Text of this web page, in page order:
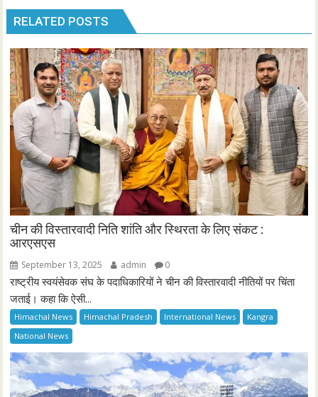
RELATED POSTS
चीन की विस्तारवादी निति शांति और स्थिरता के लिए संकट :
आरएसएस
September 13, 2025 admin 0
राष्ट्रीय स्वयंसेवक संघ के पदाधिकारियों ने चीन की विस्तारवादी नीतियों पर चिंता
जताई। कहा कि ऐसी...
Himachal News Himachal Pradesh International News
Kangra
National News